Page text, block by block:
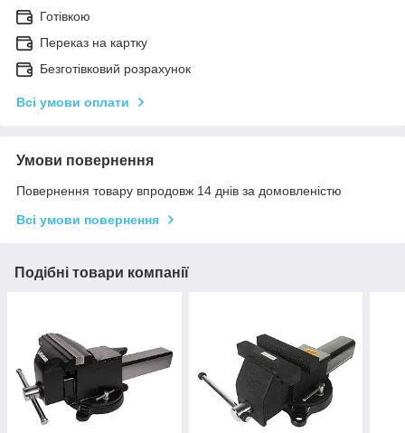
Готівкою
Переказ на картку
Безготівковий розрахунок
Всі умови оплати
Умови повернення
Повернення товару впродовж 14 днів за домовленістю
Всі умови повернення
Подібні товари компанії